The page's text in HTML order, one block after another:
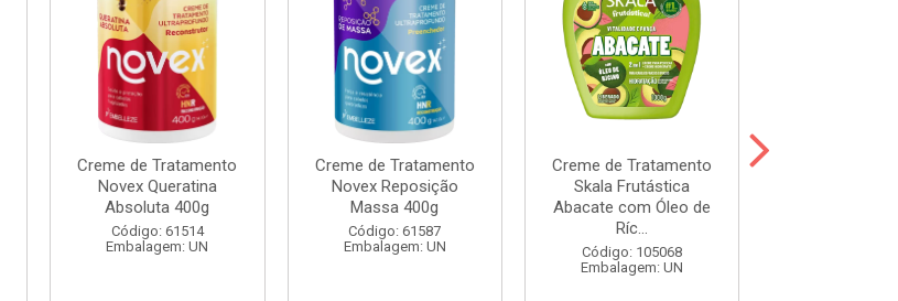
Creme de Tratamento
Novex Queratina
Absoluta 400g
Código: 61514
Embalagem: UN
Creme de Tratamento
Novex Reposição
Massa 400g
Código: 61587
Embalagem: UN
Creme de Tratamento
Skala Frutástica
Abacate com Óleo de
Ríc...
Código: 105068
Embalagem: UN